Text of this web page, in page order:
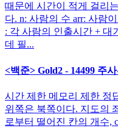
때문에 시간이 적게 걸리
다. n: 사람의 수 arr: 사람
: 각 사람의 인출시간 + 대
데 필...
<백준> Gold2 - 14499 주사
시간 제한 메모리 제한 정
위쪽은 북쪽이다. 지도의
로부터 떨어진 칸의 개수,